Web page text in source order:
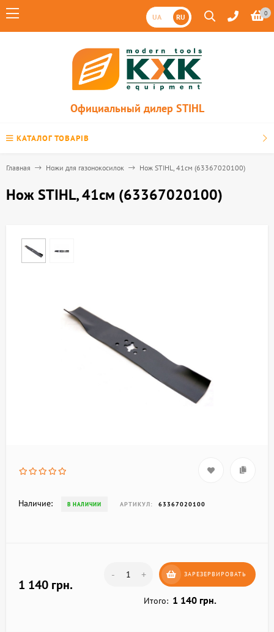
UA RU 0
Официальный дилер STIHL
КАТАЛОГ ТОВАРІВ
Главная Ножи для газонокосилок Нож STIHL, 41см (63367020100)
Нож STIHL, 41см (63367020100)
Наличие: В НАЛИЧИИ АРТИКУЛ: 63367020100
1 140 грн.
- + ЗАРЕЗЕРВИРОВАТЬ
Итого: 1 140 грн.